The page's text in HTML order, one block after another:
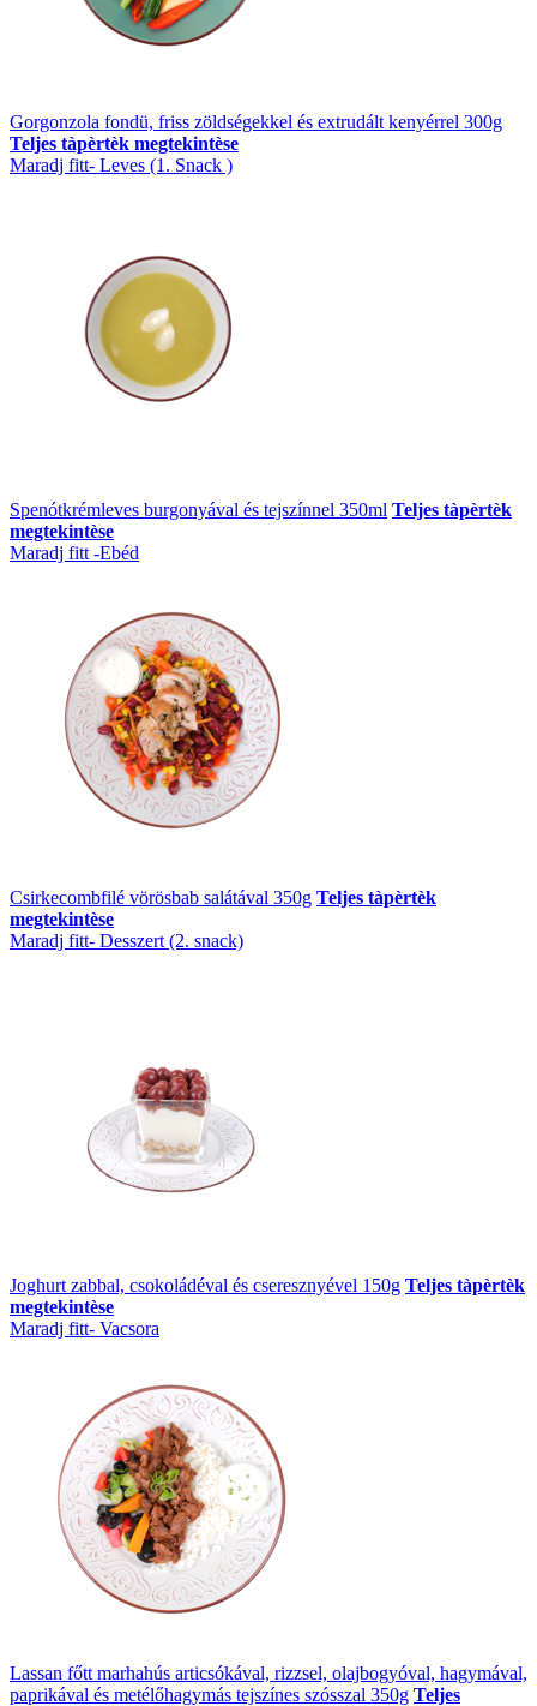
Gorgonzola fondü, friss zöldségekkel és extrudált kenyérrel 300g
Teljes tàpèrtèk megtekintèse
Maradj fitt- Leves (1. Snack )
Spenótkrémleves burgonyával és tejszínnel 350ml Teljes tàpèrtèk
megtekintèse
Maradj fitt -Ebéd
Csirkecombfilé vörösbab salátával 350g Teljes tàpèrtèk
megtekintèse
Maradj fitt- Desszert (2. snack)
Joghurt zabbal, csokoládéval és cseresznyével 150g Teljes tàpèrtèk
megtekintèse
Maradj fitt- Vacsora
Lassan főtt marhahús articsókával, rizzsel, olajbogyóval, hagymával,
paprikával és metélőhagymás tejszínes szósszal 350g Teljes